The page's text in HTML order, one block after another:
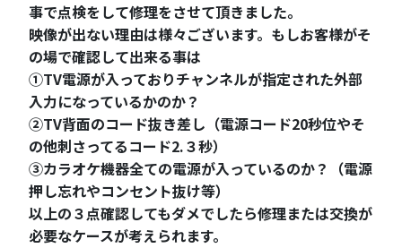
事で点検をして修理をさせて頂きました。
映像が出ない理由は様々ございます。もしお客様がそ
の場で確認して出来る事は
①TV電源が入っておりチャンネルが指定された外部
入力になっているかのか？
②TV背面のコード抜き差し（電源コード20秒位やそ
の他刺さってるコード2.３秒）
③カラオケ機器全ての電源が入っているのか？（電源
押し忘れやコンセント抜け等）
以上の３点確認してもダメでしたら修理または交換が
必要なケースが考えられます。